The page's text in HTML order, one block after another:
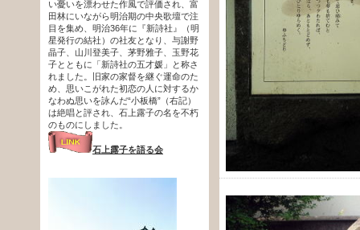
い憂いを漂わせた作風で評価され、富
田林にいながら明治期の中央歌壇で注
目を集め、明治36年に『新詩社』（明
星発行の結社）の社友となり、与謝野
晶子、山川登美子、茅野雅子、玉野花
子とともに「新詩社の五才媛」と称さ
れました。旧家の家督を継ぐ運命のた
め、思いこがれた初恋の人に対するか
なわぬ思いを詠んだ“小板橋”（右記）
は絶唱と評され、石上露子の名を不朽
のものにしました。
石上露子を語る会